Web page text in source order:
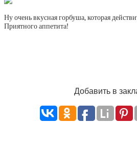
Ну очень вкусная горбуша, которая
Приятного аппетита!
Добавить в